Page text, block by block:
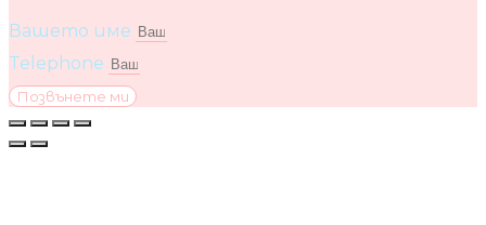
Вашето име
Telephone
Позвънете ми